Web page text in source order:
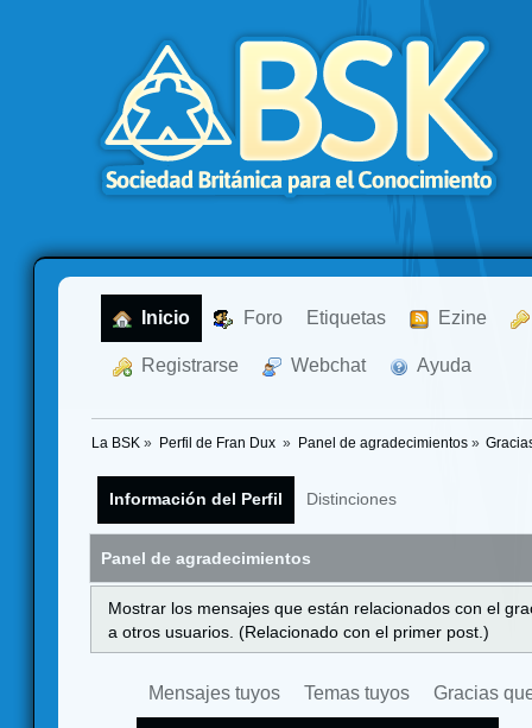
Inicio Foro Etiquetas Ezine
Registrarse Webchat Ayuda
La BSK » Perfil de Fran Dux » Panel de agradecimientos»
Información del Perfil Distinciones
Panel de agradecimientos
Mostrar los mensajes que están relacionados con el
a otros usuarios. (Relacionado con el primer post.)
Mensajes tuyos Temas tuyos Gracias